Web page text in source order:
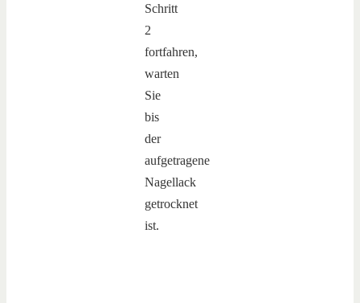
Schritt
2
fortfahren,
warten
Sie
bis
der
aufgetragene
Nagellack
getrocknet
ist.